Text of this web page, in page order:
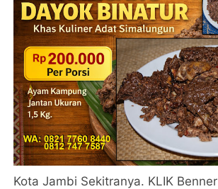
Kota Jambi Sekitranya. KLIK Benner